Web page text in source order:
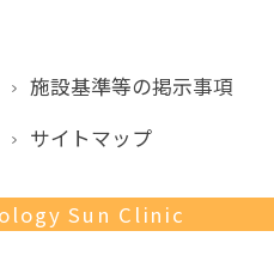
施設基準等の掲示事項
サイトマップ
Sun Clinic